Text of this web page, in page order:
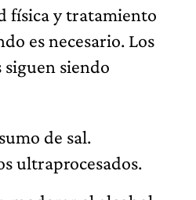
física y tratamiento
es necesario. Los
siguen siendo
de sal.
ultraprocesados.